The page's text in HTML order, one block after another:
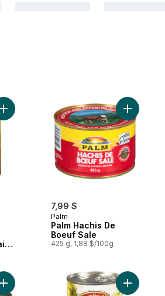
Ajouter S&WMélange Tropical de Fruits
7,99 $
Palm
Palm Hachis De
Boeuf Sale
425 g, 1,88 $/100g
Ajouter
Ajouter Thon émietté dans du Calamansi
Ajouter